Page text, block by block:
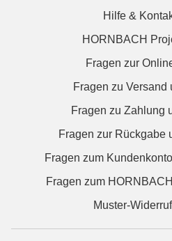
Hilfe &
HORNBACH
Fragen zur
Fragen zu Versand
Fragen zu Zahlung
Fragen zur Rückgabe
Fragen zum
Fragen zum
Muster-